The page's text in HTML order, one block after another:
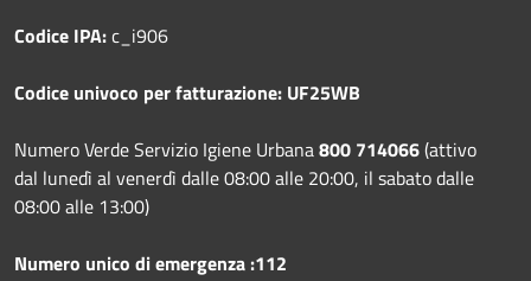
Codice IPA:c_i906
Codice univoco per fatturazione: UF25WB
Numero Verde Servizio Igiene Urbana800 714066(attivo
dal lunedì al venerdì dalle 08:00 alle 20:00, il sabato dalle
08:00 alle 13:00)
Numero unico di emergenza :112